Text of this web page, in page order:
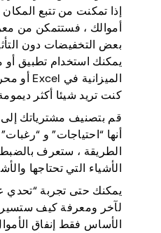
إذا تمكنت من تتبع
أموالك ، فستتمكن من
بعض التخفيضات دون
يمكنك استخدام تطبيق أو
كنت تريد شيئا أكثر
قم بتصنيف مشترياتك
أنها “احتياجات” و
الطريقة ، ستعرف بالضبط
الأشياء التي تحتاجها
يمكنك حتى تجربة “تحدي
لآخر ومعرفة كيف ستسير
الأساس فقط إنفاق